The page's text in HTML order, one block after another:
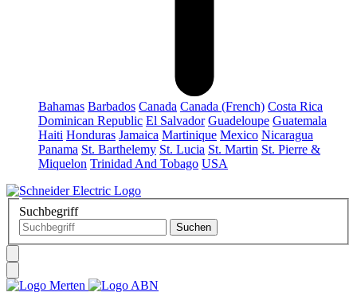
Bahamas Barbados Canada Canada (French) Costa Rica
Dominican Republic El Salvador Guadeloupe Guatemala
Haiti Honduras Jamaica Martinique Mexico Nicaragua
Panama St. Barthelemy St. Lucia St. Martin St. Pierre &
Miquelon Trinidad And Tobago USA
Suchbegriff